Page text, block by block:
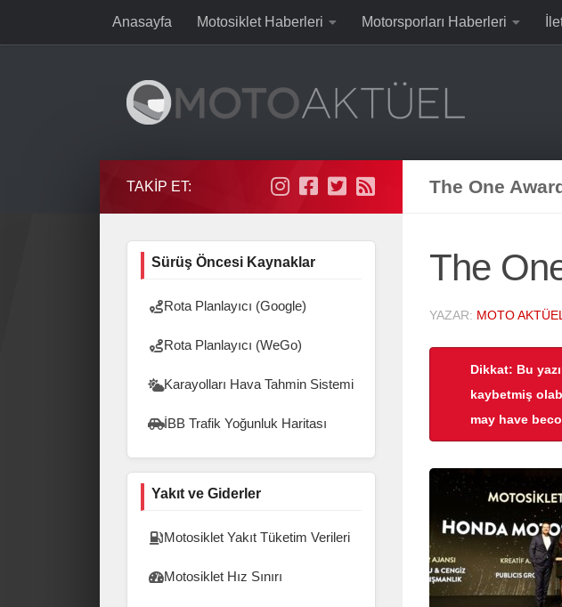
Skip to contentAnasayfa Motosiklet Haberleri Motorsporları Haberleri
The One
The
YAZAR: MOTO AKTÜEL
Dikkat: Bu
kaybetmiş
may have
TAKIP ET:
Sürüş Öncesi Kaynaklar
Rota Planlayıcı (Google)
Rota Planlayıcı (WeGo)
Karayolları Hava Tahmin Sistemi
İBB Trafik Yoğunluk Haritası
Yakıt ve Giderler
Motosiklet Yakıt Tüketim Verileri
Motosiklet Hız Sınırı